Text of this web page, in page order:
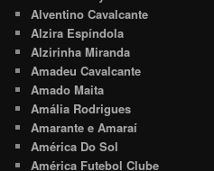
Alventino Cavalcante
Alzira Espíndola
Alzirinha Miranda
Amadeu Cavalcante
Amado Maita
Amália Rodrigues
Amarante e Amaraí
América Do Sol
América Futebol Clube